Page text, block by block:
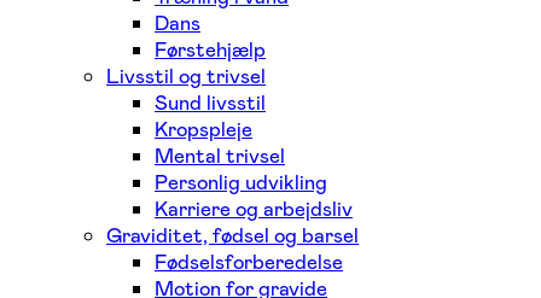
Dans
Førstehjælp
Livsstil og trivsel
Sund livsstil
Kropspleje
Mental trivsel
Personlig udvikling
Karriere og arbejdsliv
Graviditet, fødsel og barsel
Fødselsforberedelse
Motion for gravide